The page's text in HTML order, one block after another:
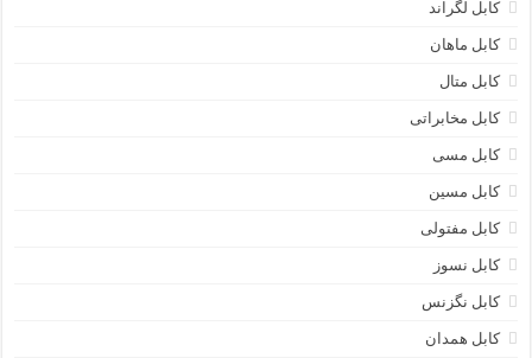
کابل لگراند
کابل ماهان
کابل متال
کابل مخابراتی
کابل مسی
کابل مسین
کابل مفتولی
کابل نسوز
کابل نگزنس
کابل همدان